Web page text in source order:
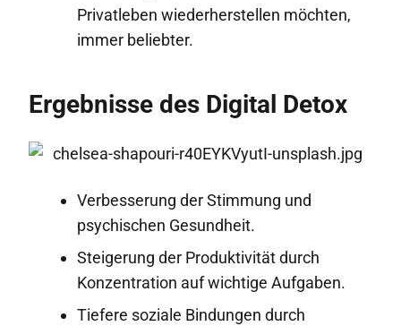
Privatleben wiederherstellen möchten,
immer beliebter.
Ergebnisse des Digital Detox
Verbesserung der Stimmung und
psychischen Gesundheit.
Steigerung der Produktivität durch
Konzentration auf wichtige Aufgaben.
Tiefere soziale Bindungen durch